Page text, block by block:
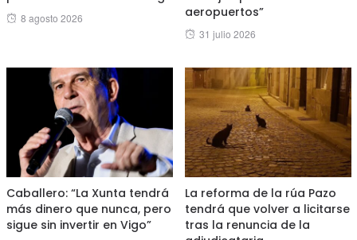
Posted
8 agosto 2026
aeropuertos”
Posted
31 julio 2026
Caballero: “La Xunta tendrá
más dinero que nunca, pero
sigue sin invertir en Vigo”
La reforma de la rúa Pazo
tendrá que volver a licitarse
tras la renuncia de la